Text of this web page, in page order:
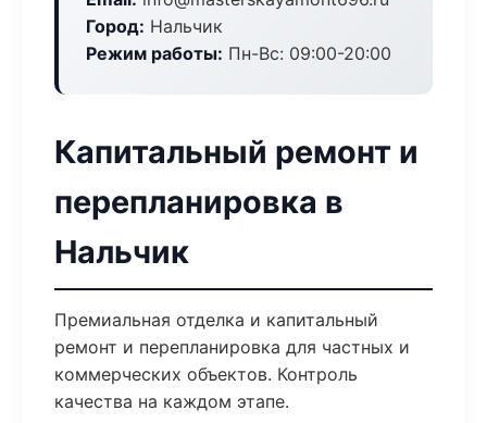
Город: Нальчик
Режим работы: Пн-Вс: 09:00-20:00
Капитальный ремонт и
перепланировка в
Нальчик
Премиальная отделка и капитальный
ремонт и перепланировка для частных и
коммерческих объектов. Контроль
качества на каждом этапе.